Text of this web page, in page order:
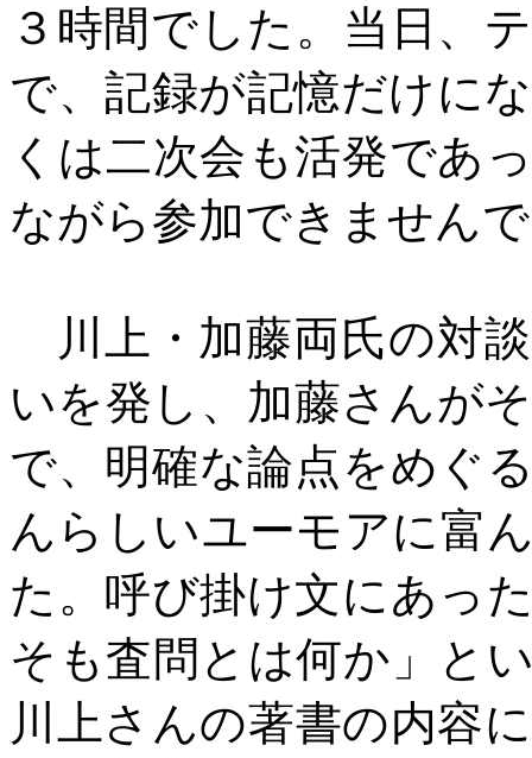
３時間でした。当日、
で、記録が記憶だけに
くは二次会も活発であ
ながら参加できません
川上・加藤両氏の対
いを発し、加藤さんが
で、明確な論点をめぐ
んらしいユーモアに富
た。呼び掛け文にあっ
そも査問とは何か」と
川上さんの著書の内容